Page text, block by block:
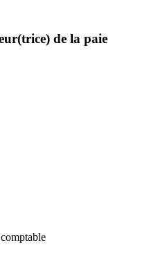
de la paie